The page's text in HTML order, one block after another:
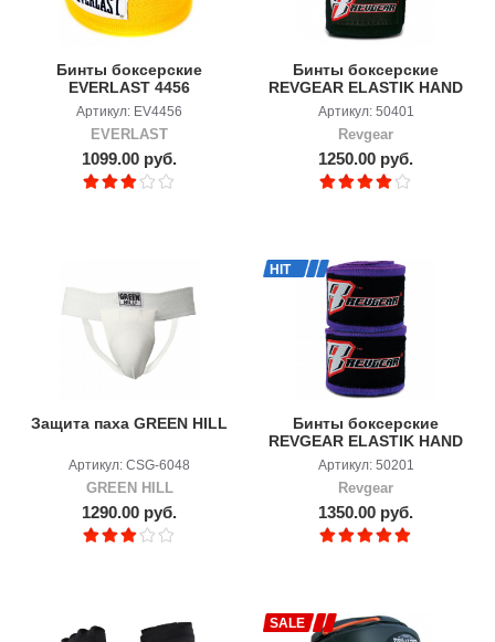
Бинты боксерские
EVERLAST 4456
Артикул: EV4456
EVERLAST
1099.00 руб.
Бинты боксерские
REVGEAR ELASTIK HAND
WRAPS-2X120
Артикул: 50401
Revgear
1250.00 руб.
Защита паха GREEN HILL
Артикул: CSG-6048
GREEN HILL
1290.00 руб.
HIT
Бинты боксерские
REVGEAR ELASTIK HAND
WRAPS-2X180
Артикул: 50201
Revgear
1350.00 руб.
SALE